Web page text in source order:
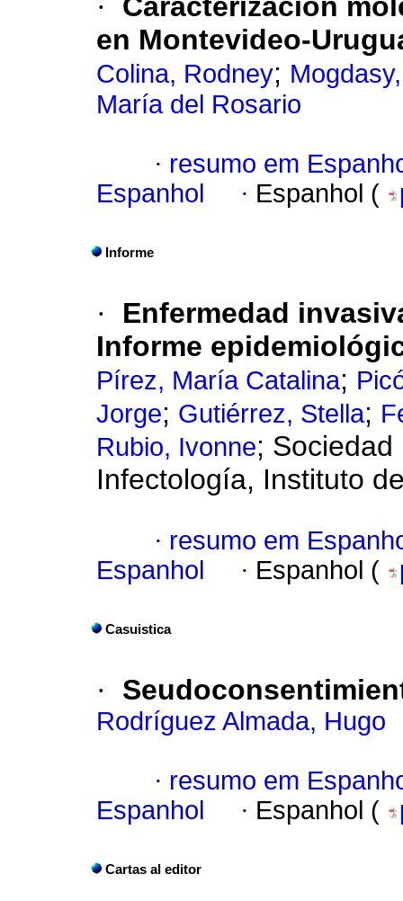
·
Caracterización
en Montevideo-
Colina, Rodney;
María del Rosario
· resumo em
Espanhol
· Espanhol (
Informe
·
Enfermedad
Informe
Pírez, María Catalina;
Jorge; Gutiérrez, Stella;
Rubio, Ivonne;
Infectología, Instituto
· resumo em
Espanhol
· Espanhol (
Casuistica
·
Rodríguez Almada, Hugo
· resumo em
Espanhol
· Espanhol (
Cartas al editor